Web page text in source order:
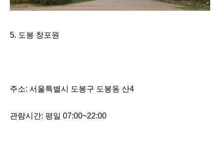
5. 도봉 창포원
주소: 서울특별시 도봉구 도봉동 산4
관람시간: 평일 07:00~22:00